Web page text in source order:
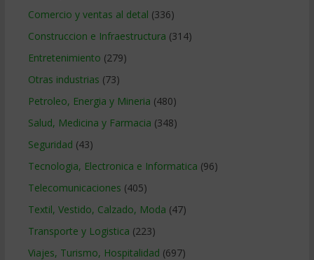
Comercio y ventas al detal (336)
Construccion e Infraestructura (314)
Entretenimiento (279)
Otras industrias (73)
Petroleo, Energia y Mineria (480)
Salud, Medicina y Farmacia (348)
Seguridad (43)
Tecnologia, Electronica e Informatica (96)
Telecomunicaciones (405)
Textil, Vestido, Calzado, Moda (47)
Transporte y Logistica (223)
Viajes, Turismo, Hospitalidad (697)